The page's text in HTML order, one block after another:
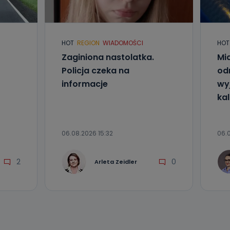
Wolności
od
żądania
od
2
HOT REGION WIADOMOŚCI
Zaginiona nastolatka.
Policja czeka na
informacje
06.08.2026 15:32
Arleta Zeidler 0
HOT